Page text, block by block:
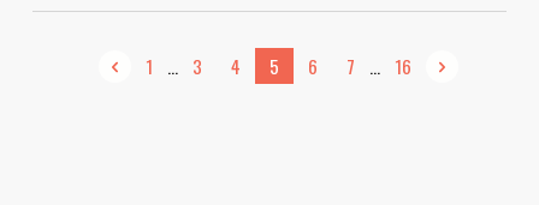
1 ... 3 4 5 6 7 ... 16